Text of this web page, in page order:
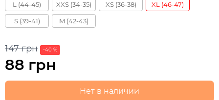
L (44-45) XXS (34-35) XS (36-38) XL (46-47)
S (39-41) M (42-43)
147 грн -40 %
88 грн
Нет в наличии